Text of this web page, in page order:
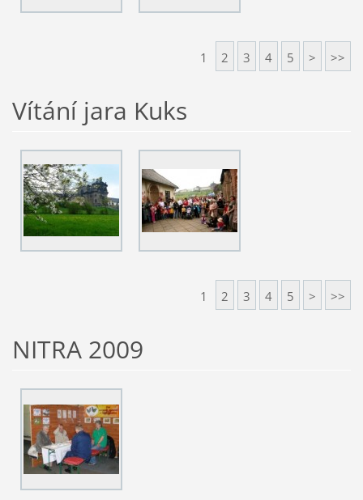
1 2 3 4 5 > >>
Vítání jara Kuks
1 2 3 4 5 > >>
NITRA 2009